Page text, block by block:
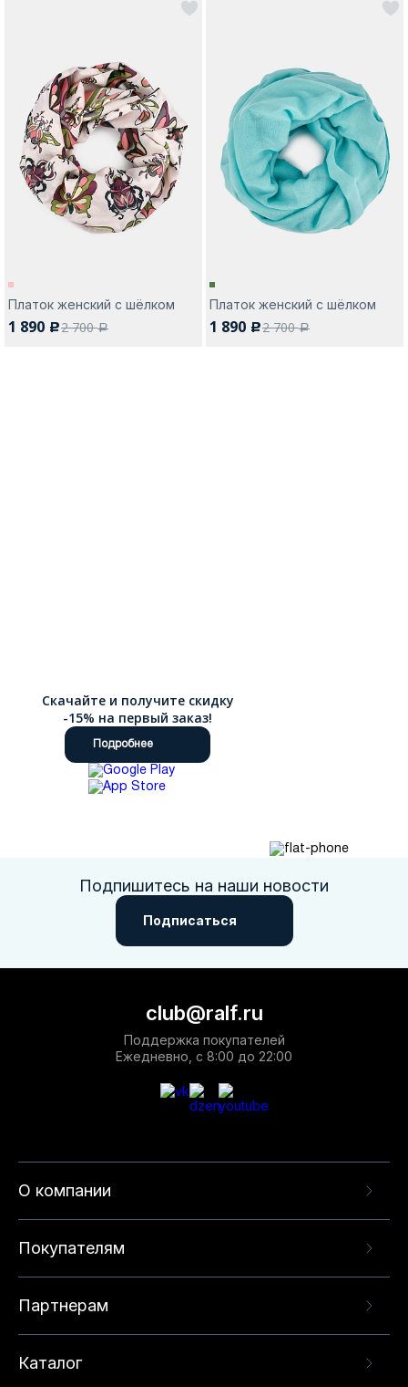
Платок женский с шёлком
1 890 c2 700a
Платок женский с шёлком
1 890 c2 700a
Скачайте и получите скидку
-15% на первый заказ!
Подробнее
Подпишитесь на наши новости
Подписаться
О компании
Покупателям
Партнерам
Каталог
club@ralf.ru
Поддержка покупателей
Ежедневно, с 8:00 до 22:00